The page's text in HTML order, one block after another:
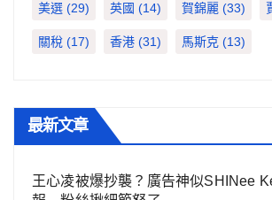
美選 (29) 英國 (14) 賀錦麗 (33)
關稅 (17) 香港 (31) 馬斯克 (13)
最新文章
王心凌被爆抄襲？廣告神似SHINee